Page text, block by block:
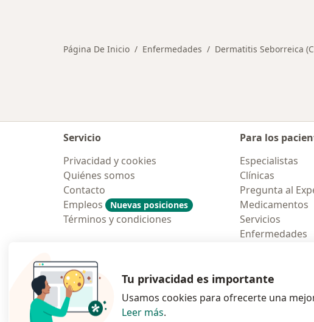
Página De Inicio Enfermedades Dermatitis Seborreica
Servicio
Privacidad y cookies
Quiénes somos
Contacto
Empleos
Nuevas posiciones
Términos y condiciones
Para los
Especialistas
Clínicas
Pregunta al
Medicamentos
Servicios
Enfermedades
Polska se abrese
Tu privacidad es importante
Usamos cookies para ofrecerte una
Leer más.